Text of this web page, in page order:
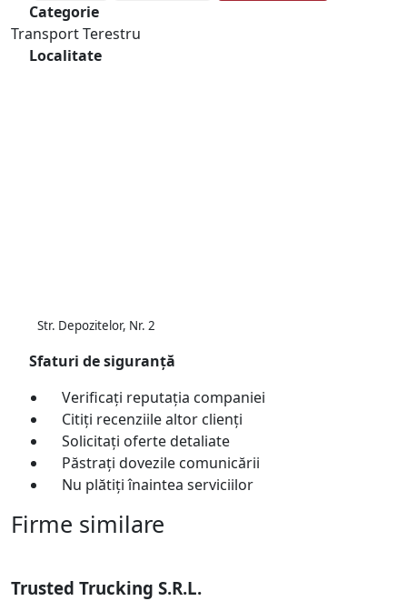
Categorie
Transport Terestru
Localitate
Str. Depozitelor, Nr. 2
Sfaturi de siguranță
Verificați reputația companiei
Citiți recenziile altor clienți
Solicitați oferte detaliate
Păstrați dovezile comunicării
Nu plătiți înaintea serviciilor
Firme similare
Trusted Trucking S.R.L.